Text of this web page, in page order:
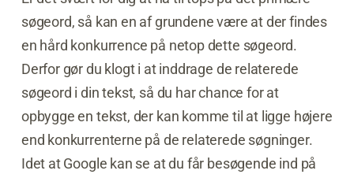
søgeord, så kan en af grundene være at der findes
en hård konkurrence på netop dette søgeord.
Derfor gør du klogt i at inddrage de relaterede
søgeord i din tekst, så du har chance for at
opbygge en tekst, der kan komme til at ligge højere
end konkurrenterne på de relaterede søgninger.
Idet at Google kan se at du får besøgende ind på